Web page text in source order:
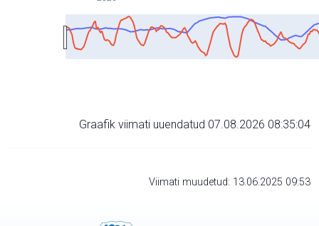
Graafik viimati uuendatud 07.08.2026 08:35:04
Viimati muudetud: 13.06.2025 09:53